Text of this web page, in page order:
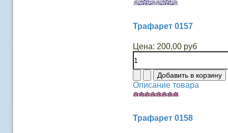
Трафарет 0157
Цена: 200,00 руб
Описание товара
Трафарет 0158